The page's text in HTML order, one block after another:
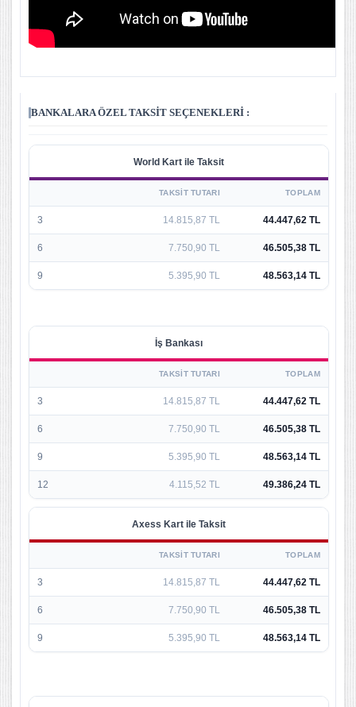
BANKALARA ÖZEL TAKSIT SEÇENEKLERI :
World Kart ile Taksit
TAKSIT TUTARI TOPLAM
3 14.815,87 TL 44.447,62 TL
6 7.750,90 TL 46.505,38 TL
9 5.395,90 TL 48.563,14 TL
İş Bankası
TAKSIT TUTARI TOPLAM
3 14.815,87 TL 44.447,62 TL
6 7.750,90 TL 46.505,38 TL
9 5.395,90 TL 48.563,14 TL
12 4.115,52 TL 49.386,24 TL
Axess Kart ile Taksit
TAKSIT TUTARI TOPLAM
3 14.815,87 TL 44.447,62 TL
6 7.750,90 TL 46.505,38 TL
9 5.395,90 TL 48.563,14 TL